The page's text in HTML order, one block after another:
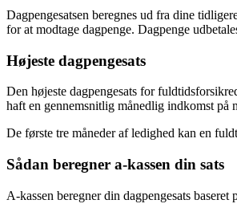
Dagpengesatsen beregnes ud fra dine
for at modtage dagpenge. Dagpenge
Højeste dagpengesats
Den højeste dagpengesats for
haft en gennemsnitlig månedlig indkomst på
De første tre måneder af ledighed kan en
Sådan beregner a-kassen din sats
A-kassen beregner din dagpengesats